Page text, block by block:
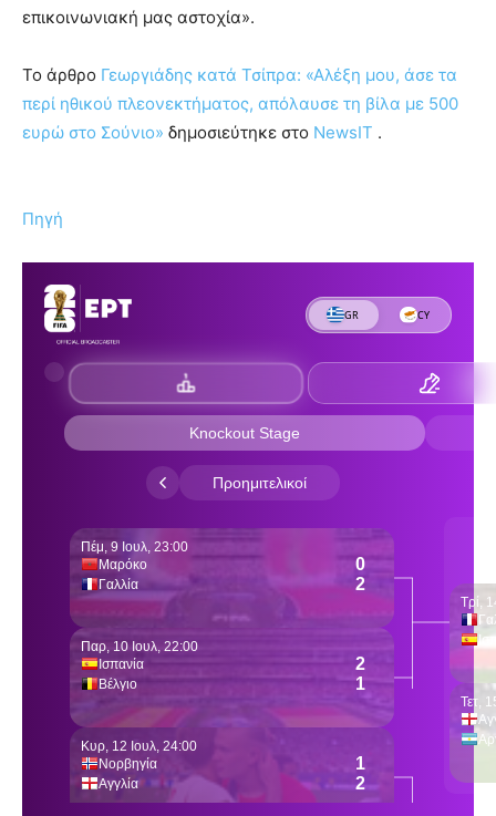
επικοινωνιακή μας αστοχία».
To άρθρο Γεωργιάδης κατά Τσίπρα: «Αλέξη μου, άσε τα
περί ηθικού πλεονεκτήματος, απόλαυσε τη βίλα με 500
ευρώ στο Σούνιο» δημοσιεύτηκε στο NewsIT .
Πηγή